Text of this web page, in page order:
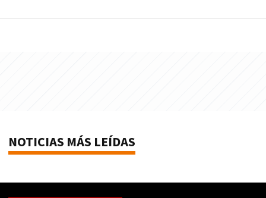
NOTICIAS MÁS LEÍDAS